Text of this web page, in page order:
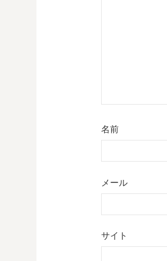
名前
メール
サイト